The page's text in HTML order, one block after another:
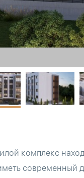
комплекс
современный